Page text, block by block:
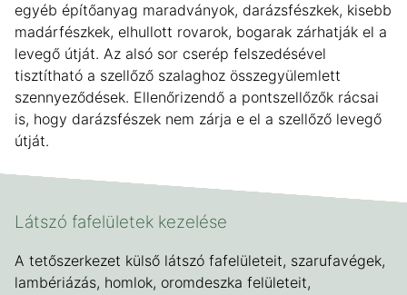
egyéb építőanyag maradványok, darázsfészkek, kisebb
madárfészkek, elhullott rovarok, bogarak zárhatják el a
levegő útját. Az alsó sor cserép felszedésével
tisztítható a szellőző szalaghoz összegyülemlett
szennyeződések. Ellenőrizendő a pontszellőzők rácsai
is, hogy darázsfészek nem zárja e el a szellőző levegő
útját.
Látszó fafelületek kezelése
A tetőszerkezet külső látszó fafelületeit, szarufavégek,
lambériázás, homlok, oromdeszka felületeit,